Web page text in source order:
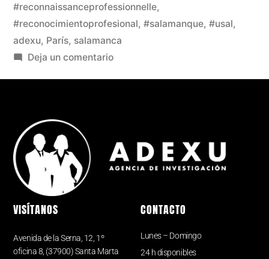
#reconnaissanceprofessionnelle,
#reconocimientoprofesional, #salamanque, #usal,
adexu, París, salamanca
Deja un comentario
VISÍTANOS
Avenida de la Serna, 12, 1º
oficina 8, (37900) Santa Marta
CONTACTO
Lunes – Domingo
24 h disponibles